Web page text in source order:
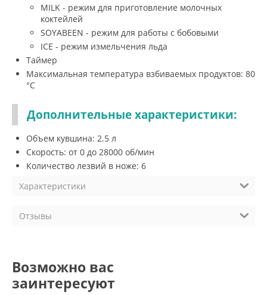
MILK - режим для приготовление молочных
коктейлей
SOYABEEN - режим для работы с бобовыми
ICE - режим измельчения льда
Таймер
Максимальная температура взбиваемых продуктов: 80
°С
Дополнительные характеристики:
Объем кувшина: 2.5 л
Скорость: от 0 до 28000 об/мин
Количество лезвий в ноже: 6
Характеристики
Отзывы
Возможно вас
заинтересуют